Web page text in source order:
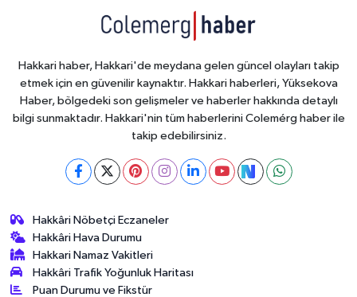
Hakkari haber, Hakkari'de meydana gelen güncel olayları takip
etmek için en güvenilir kaynaktır. Hakkari haberleri, Yüksekova
Haber, bölgedeki son gelişmeler ve haberler hakkında detaylı
bilgi sunmaktadır. Hakkari'nin tüm haberlerini Colemérg haber ile
takip edebilirsiniz.
Hakkâri Nöbetçi Eczaneler
Hakkâri Hava Durumu
Hakkari Namaz Vakitleri
Hakkâri Trafik Yoğunluk Haritası
Puan Durumu ve Fikstür